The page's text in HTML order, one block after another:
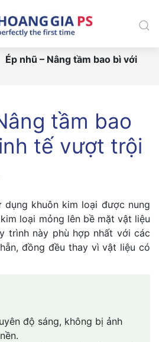
Ép nhũ – Nâng tầm bao bì với
tầm bao
tế vượt trội
dụng khuôn kim loại được nung
loại mỏng lên bề mặt vật liệu
trình này phù hợp nhất với các
đồng đều thay vì vật liệu có
độ sáng, không bị ảnh